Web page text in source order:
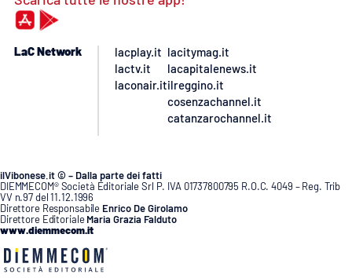
LaC Network
lacplay.it
lactv.it
laconair.it
lacitymag.it
lacapitalenews.it
ilreggino.it
cosenzachannel.it
catanzarochannel.it
ilVibonese.it © – Dalla parte dei fatti
DIEMMECOM® Società Editoriale Srl P. IVA 01737800795 R.O.C. 4049 – Reg. Trib
VV n.97 del 11.12.1996
Direttore Responsabile Enrico De Girolamo
Direttore Editoriale Maria Grazia Falduto
www.diemmecom.it